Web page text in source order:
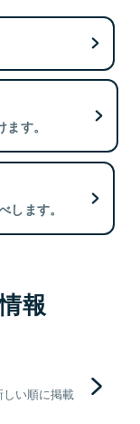
す。
します。
報
い順に掲載